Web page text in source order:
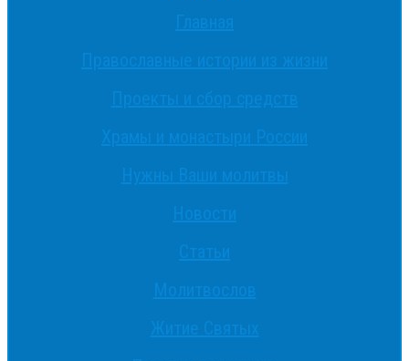
Главная
Православные истории из жизни
Проекты и сбор средств
Храмы и монастыри России
Нужны Ваши молитвы
Новости
Статьи
Молитвослов
Житие Святых